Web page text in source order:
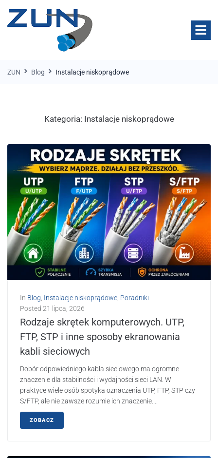
ZUN Blog Instalacje niskoprądowe
Kategoria: Instalacje niskoprądowe
In Blog Instalacje niskoprądowe Poradniki
Posted 21 lipca, 2026
Rodzaje skrętek komputerowych. UTP,
FTP, STP i inne sposoby ekranowania
kabli sieciowych
Dobór odpowiedniego kabla sieciowego ma ogromne
znaczenie dla stabilności i wydajności sieci LAN. W
praktyce wiele osób spotyka oznaczenia UTP, FTP, STP czy
S/FTP, ale nie zawsze rozumie ich znaczenie....
ZOBACZ